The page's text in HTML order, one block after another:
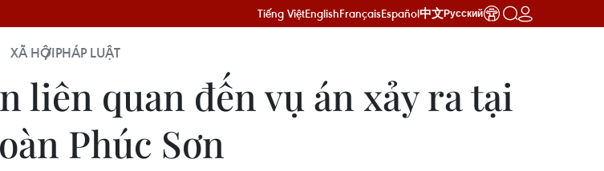
Tiếng ViệtEnglishFrançaisEspañol中文Русский
XÃ HỘIPHÁP LUẬT
liên quan đến vụ án xảy ra tại
Phúc Sơn